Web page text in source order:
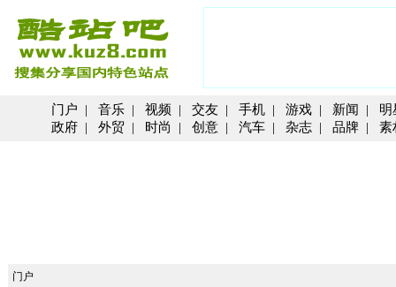
门户 | 音乐 | 视频 | 交友 | 手机 | 游戏 | 新闻 | 明
政府 | 外贸 | 时尚 | 创意 | 汽车 | 杂志 | 品牌 | 素
门户